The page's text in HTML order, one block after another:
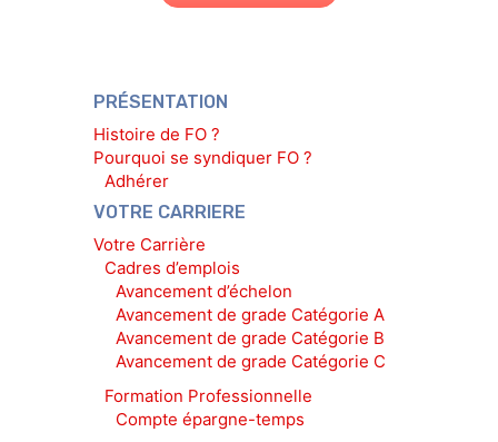
PRÉSENTATION
Histoire de FO ?
Pourquoi se syndiquer FO ?
Adhérer
VOTRE CARRIERE
Votre Carrière
Cadres d’emplois
Avancement d’échelon
Avancement de grade Catégorie A
Avancement de grade Catégorie B
Avancement de grade Catégorie C
Formation Professionnelle
Compte épargne-temps